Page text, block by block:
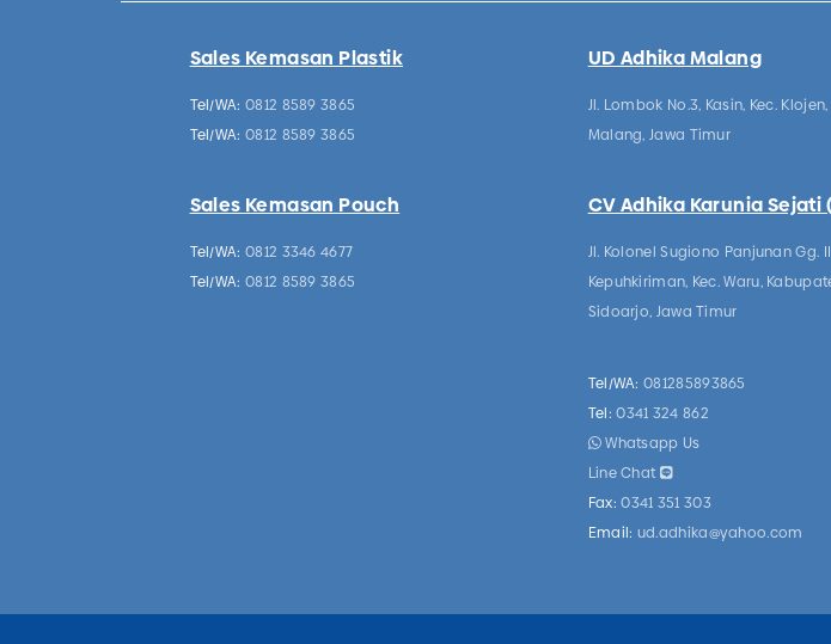
Sales Kemasan Plastik
Tel/WA: 0812 8589 3865
Tel/WA: 0812 8589 3865
Sales Kemasan Pouch
Tel/WA: 0812 3346 4677
Tel/WA: 0812 8589 3865
UD Adhika Malang
Jl. Lombok No.3, Kasin, Kec.
Malang, Jawa Timur
CV Adhika Karunia Sejati
Jl. Kolonel Sugiono Panjunan Gg.
Kepuhkiriman, Kec. Waru,
Sidoarjo, Jawa Timur
Tel/WA: 081285893865
Tel: 0341 324 862
Whatsapp Us
Line Chat
Fax: 0341 351 303
Email: ud.adhika@yahoo.com